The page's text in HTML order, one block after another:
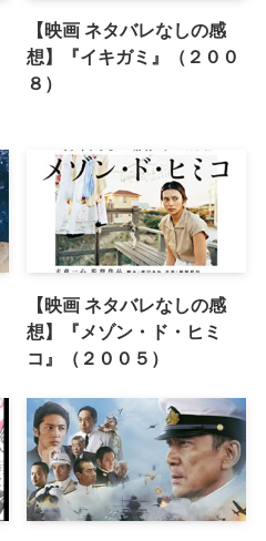
【映画 ネタバレなしの感
想】『イキガミ』（２００
８）
【映画 ネタバレなしの感
想】『メゾン・ド・ヒミ
コ』（２００５）